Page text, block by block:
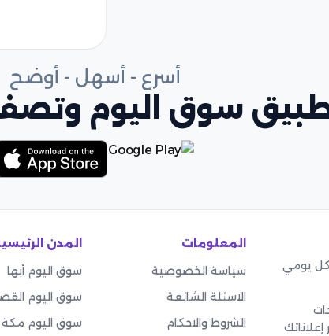
أسرع - أسهل - أوضح
سوق اليوم وتصفح
يومي
المعلومات
سياسة الخصوصية
الاسئلة الشائعة
الشروط والاحكام
المدن
سوق اليوم أبها
سوق اليوم
سوق اليوم مكة